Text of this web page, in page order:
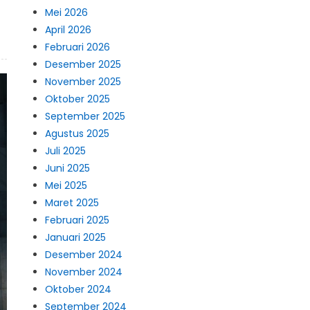
Mei 2026
April 2026
Februari 2026
Desember 2025
November 2025
Oktober 2025
September 2025
Agustus 2025
Juli 2025
Juni 2025
Mei 2025
Maret 2025
Februari 2025
Januari 2025
Desember 2024
November 2024
Oktober 2024
September 2024